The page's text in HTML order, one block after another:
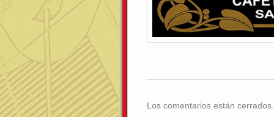
Los comentarios están cerrados.